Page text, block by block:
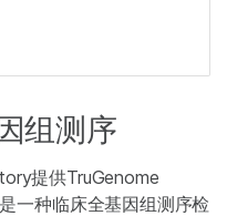
组测序
提供TruGenome
一种临床全基因组测序检